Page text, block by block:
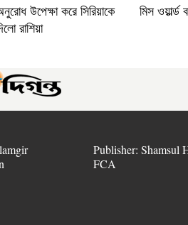
উপেক্ষা করে সিরিয়াকে
রাশিয়া
মিস
Publisher: Shamsul
FCA